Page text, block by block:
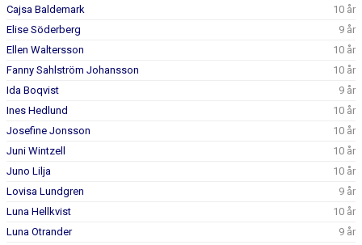
DOKUMENT
KONTAKT
Cajsa Baldemark
10 år
Elise Söderberg
9 år
Ellen Waltersson
10 år
Fanny Sahlström Johansson
10 år
Ida Boqvist
9 år
Ines Hedlund
10 år
Josefine Jonsson
10 år
Juni Wintzell
10 år
Juno Lilja
10 år
Lovisa Lundgren
9 år
Luna Hellkvist
10 år
Luna Otrander
9 år